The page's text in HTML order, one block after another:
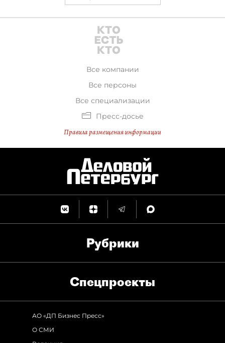
неделю находится в коме в
медицинском центре имени
Рузвельта в Нью-Йорке. С
боксерской карьерой ему,
скорее всего, придется
покончить.Все компании
Все персоны
Все специализации
Пресс-досье
Правила размещения информации
Рубрики
Спец­проекты
АО «ДП Бизнес Пресс»
О СМИ